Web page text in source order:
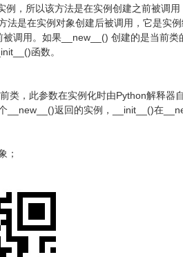
，所以该方法是在实例创建之前被调用
是在实例对象创建后被调用，它是实
调用。如果__new__() 创建的是当前
函数。
类，此参数在实例化时由Python解释器
__new__()返回的实例，__init__()在
；